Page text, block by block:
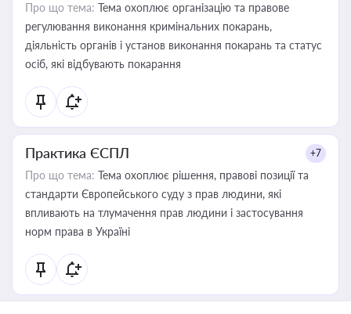
Про що тема: Тема охоплює організацію та правове
регулювання виконання кримінальних покарань,
діяльність органів і установ виконання покарань та статус
осіб, які відбувають покарання
Практика ЄСПЛ +7
Про що тема: Тема охоплює рішення, правові позиції та
стандарти Європейського суду з прав людини, які
впливають на тлумачення прав людини і застосування
норм права в Україні